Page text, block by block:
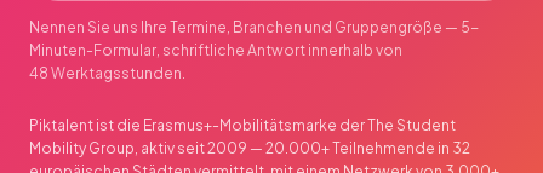
Nennen Sie uns Ihre Termine, Branchen und Gruppengröße — 5-
Minuten-Formular, schriftliche Antwort innerhalb von
48 Werktagsstunden.
Piktalent ist die Erasmus+-Mobilitätsmarke der The Student
Mobility Group, aktiv seit 2009 — 20.000+ Teilnehmende in 32